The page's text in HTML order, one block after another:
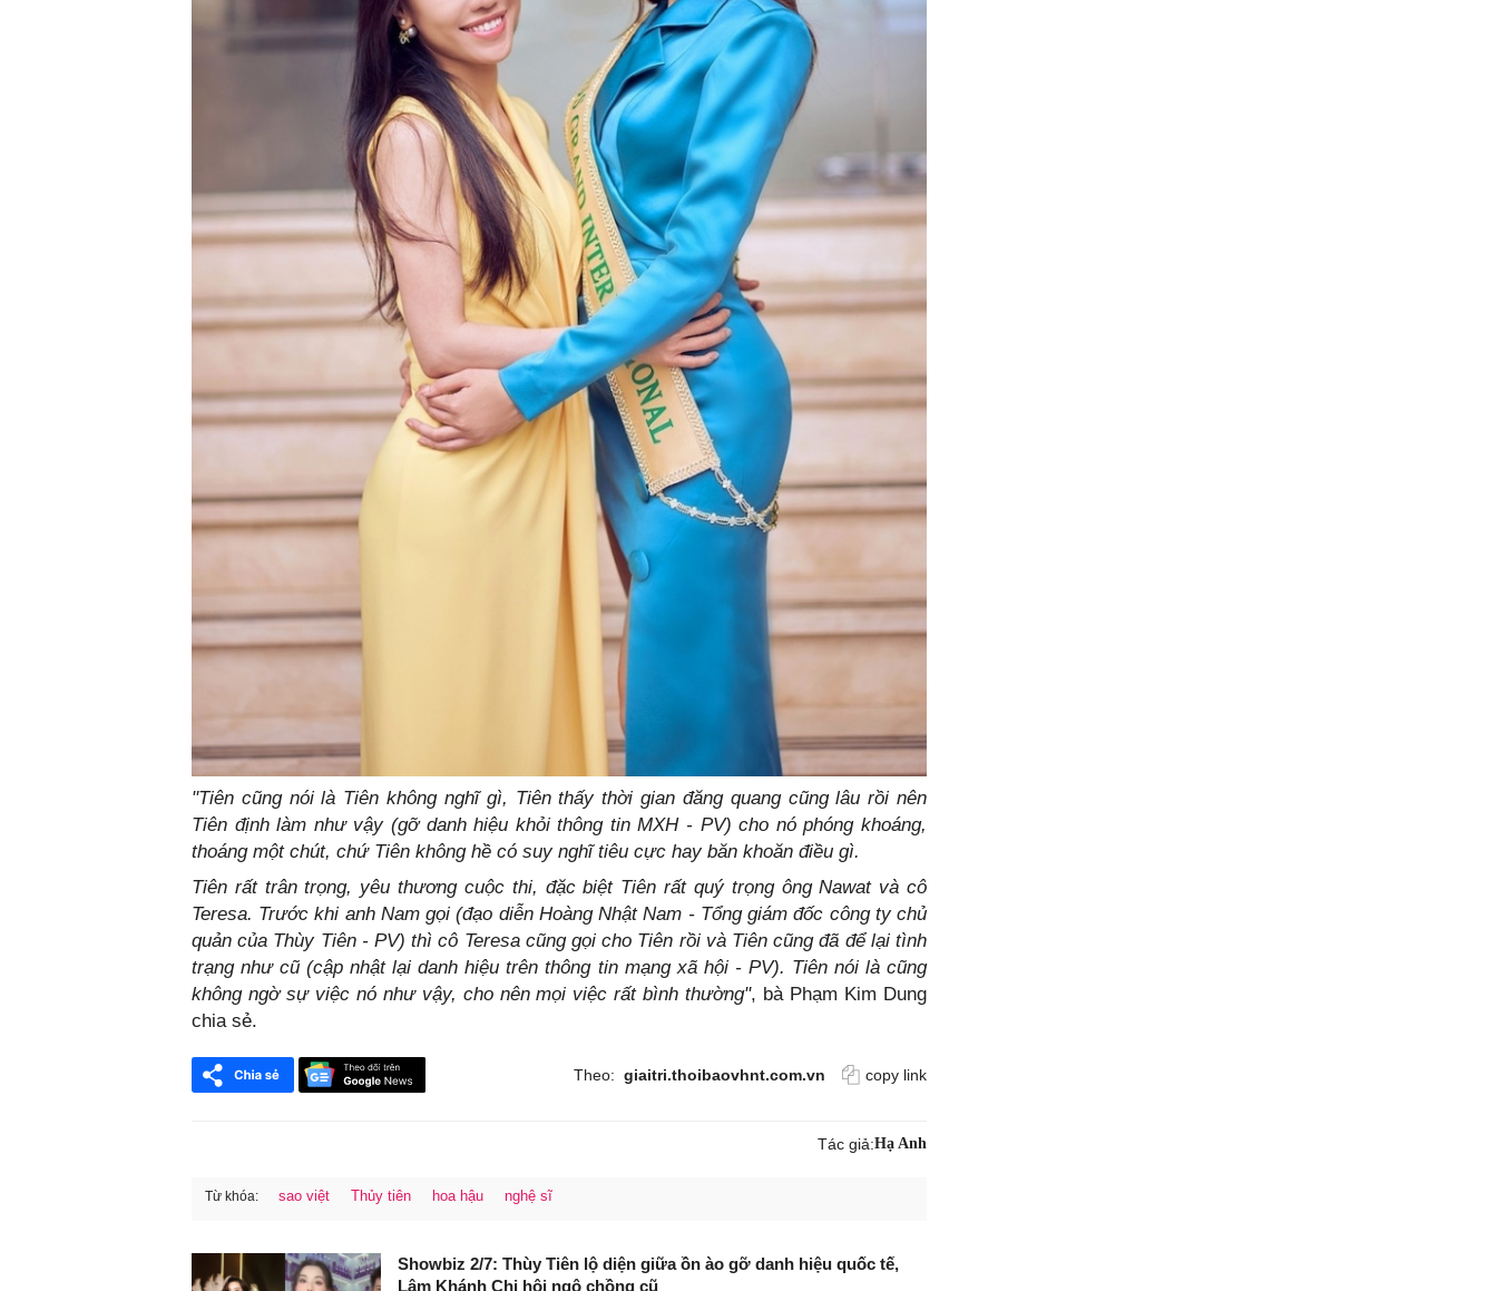
"Tiên cũng nói là Tiên không nghĩ gì, Tiên thấy thời gian đăng quang cũng lâu rồi nên
Tiên định làm như vậy (gỡ danh hiệu khỏi thông tin MXH - PV) cho nó phóng khoáng,
thoáng một chút, chứ Tiên không hề có suy nghĩ tiêu cực hay băn khoăn điều gì.
Tiên rất trân trọng, yêu thương cuộc thi, đặc biệt Tiên rất quý trọng ông Nawat và cô
Teresa. Trước khi anh Nam gọi (đạo diễn Hoàng Nhật Nam - Tổng giám đốc công ty chủ
quản của Thùy Tiên - PV) thì cô Teresa cũng gọi cho Tiên rồi và Tiên cũng đã để lại tình
trạng như cũ (cập nhật lại danh hiệu trên thông tin mạng xã hội - PV). Tiên nói là cũng
không ngờ sự việc nó như vậy, cho nên mọi việc rất bình thường", bà Phạm Kim Dung
chia sẻ.
Theo: giaitri.thoibaovhnt.com.vn copy link
Tác giả:Hạ Anh
Từ khóa: sao việt Thủy tiên hoa hậu nghệ sĩ
Showbiz 2/7: Thùy Tiên lộ diện giữa ồn ào gỡ danh hiệu quốc tế,
Lâm Khánh Chi hội ngộ chồng cũ